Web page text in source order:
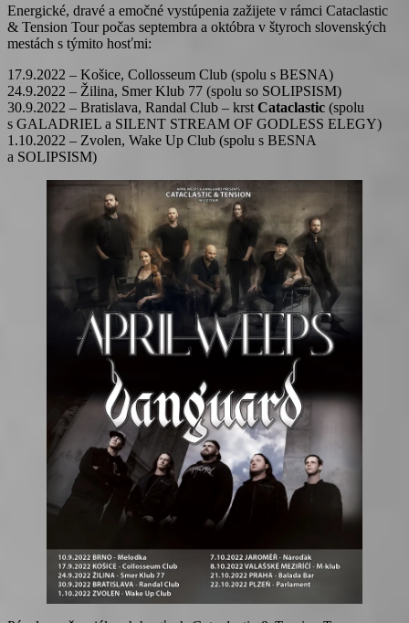
Energické, dravé a emočné vystúpenia zažijete v rámci Cataclastic
& Tension Tour počas septembra a októbra v štyroch slovenských
mestách s týmito hosťmi:
17.9.2022 – Košice, Collosseum Club (spolu s BESNA)
24.9.2022 – Žilina, Smer Klub 77 (spolu so SOLIPSISM)
30.9.2022 – Bratislava, Randal Club – krst Cataclastic (spolu
s GALADRIEL a SILENT STREAM OF GODLESS ELEGY)
1.10.2022 – Zvolen, Wake Up Club (spolu s BESNA
a SOLIPSISM)